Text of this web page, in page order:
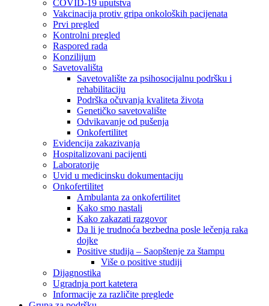
COVID-19 uputstva
Vakcinacija protiv gripa onkoloških pacijenata
Prvi pregled
Kontrolni pregled
Raspored rada
Konzilijum
Savetovališta
Savetovalište za psihosocijalnu podršku i
rehabilitaciju
Podrška očuvanja kvaliteta života
Genetičko savetovalište
Odvikavanje od pušenja
Onkofertilitet
Evidencija zakazivanja
Hospitalizovani pacijenti
Laboratorije
Uvid u medicinsku dokumentaciju
Onkofertilitet
Ambulanta za onkofertilitet
Kako smo nastali
Kako zakazati razgovor
Da li je trudnoća bezbedna posle lečenja raka
dojke
Positive studija – Saopštenje za štampu
Više o positive studiji
Dijagnostika
Ugradnja port katetera
Informacije za različite preglede